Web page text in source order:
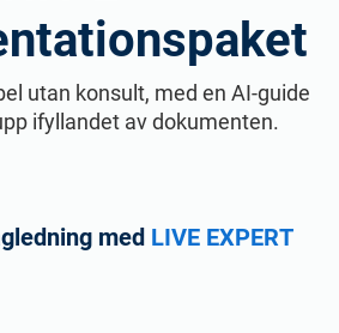
utan konsult, med en AI-guide
ifyllandet av dokumenten.
med LIVE EXPERT